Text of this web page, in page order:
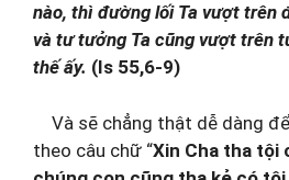
nào, thì đường lối Ta vượt trên
và tư tưởng Ta cũng vượt trên
thế ấy. (Is 55,6-9)
Và sẽ chẳng thật dễ dàng
theo câu chữ “Xin Cha tha tội